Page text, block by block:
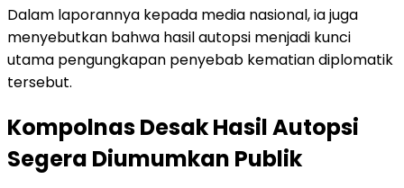
Dalam laporannya kepada media nasional, ia juga
menyebutkan bahwa hasil autopsi menjadi kunci
utama pengungkapan penyebab kematian diplomatik
tersebut.
Kompolnas Desak Hasil Autopsi
Segera Diumumkan Publik